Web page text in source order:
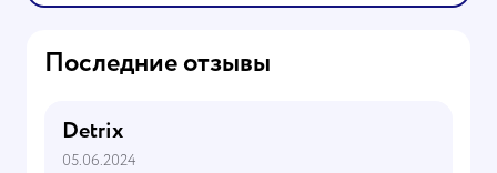
Последние отзывы
Detrix
05.06.2024